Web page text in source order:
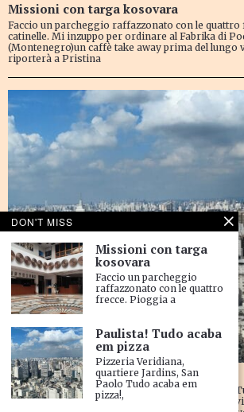
Missioni con targa kosovara
Faccio un parcheggio raffazzonato con le quattro
catinelle. Mi inzuppo per ordinare al Fabrika di
(Montenegro)un caffè take away prima del lungo
riporterà a Pristina
Paulista! Tudo acaba em pizza
Pizzeria Veridiana, quartiere Jardins, San Paolo
come per gli italiani si risolve tutto a tarallucci e
DON'T MISS
Missioni con targa
kosovara
Faccio un parcheggio
raffazzonato con le quattro
frecce. Pioggia a
Paulista! Tudo acaba
em pizza
Pizzeria Veridiana,
quartiere Jardins, San
Paolo Tudo acaba em
pizza!,